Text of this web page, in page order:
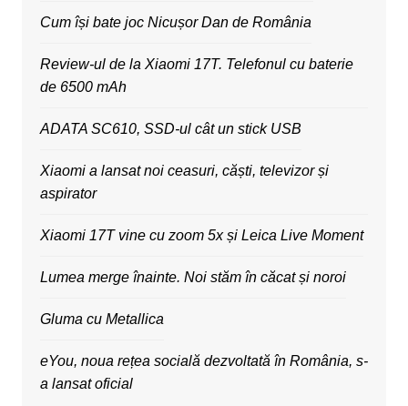
Cum își bate joc Nicușor Dan de România
Review-ul de la Xiaomi 17T. Telefonul cu baterie
de 6500 mAh
ADATA SC610, SSD-ul cât un stick USB
Xiaomi a lansat noi ceasuri, căști, televizor și
aspirator
Xiaomi 17T vine cu zoom 5x și Leica Live Moment
Lumea merge înainte. Noi stăm în căcat și noroi
Gluma cu Metallica
eYou, noua rețea socială dezvoltată în România, s-
a lansat oficial